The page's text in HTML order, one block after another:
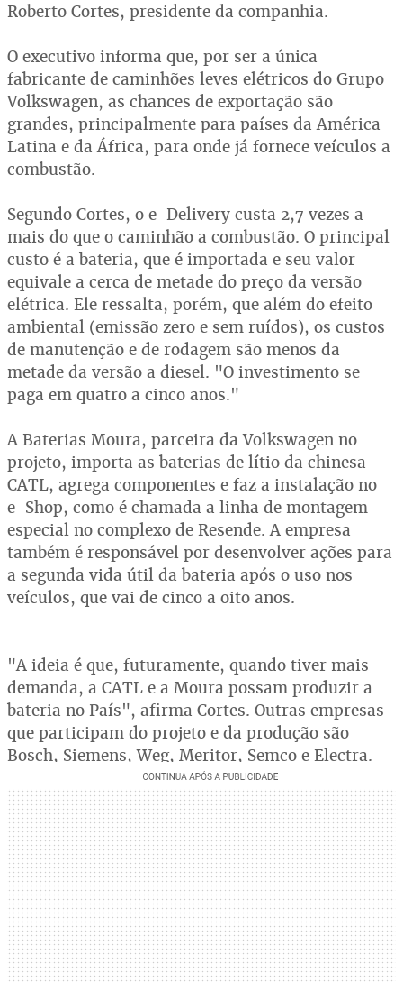
Roberto Cortes, presidente da companhia.
O executivo informa que, por ser a única
fabricante de caminhões leves elétricos do Grupo
Volkswagen, as chances de exportação são
grandes, principalmente para países da América
Latina e da África, para onde já fornece veículos a
combustão.
Segundo Cortes, o e-Delivery custa 2,7 vezes a
mais do que o caminhão a combustão. O principal
custo é a bateria, que é importada e seu valor
equivale a cerca de metade do preço da versão
elétrica. Ele ressalta, porém, que além do efeito
ambiental (emissão zero e sem ruídos), os custos
de manutenção e de rodagem são menos da
metade da versão a diesel. "O investimento se
paga em quatro a cinco anos."
A Baterias Moura, parceira da Volkswagen no
projeto, importa as baterias de lítio da chinesa
CATL, agrega componentes e faz a instalação no
e-Shop, como é chamada a linha de montagem
especial no complexo de Resende. A empresa
também é responsável por desenvolver ações para
a segunda vida útil da bateria após o uso nos
veículos, que vai de cinco a oito anos.
"A ideia é que, futuramente, quando tiver mais
demanda, a CATL e a Moura possam produzir a
bateria no País", afirma Cortes. Outras empresas
que participam do projeto e da produção são
Bosch, Siemens, Weg, Meritor, Semco e Electra.